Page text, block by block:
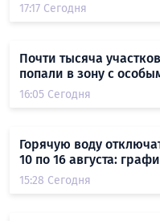
17:17 Сегодня
Почти тысяча
попали в зону с
16:05 Сегодня
Горячую воду
10 по 16 августа:
15:28 Сегодня